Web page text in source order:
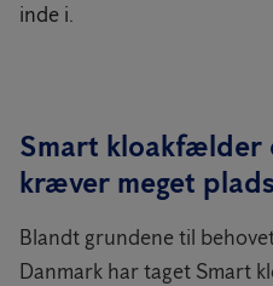
inde i.
Smart
kræver meget plads
Blandt grundene til
Danmark har taget Smart